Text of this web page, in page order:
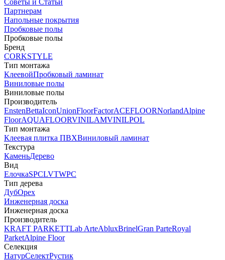
Советы и Статьи
Партнерам
Напольные покрытия
Пробковые полы
Пробковые полы
Бренд
CORKSTYLE
Тип монтажа
КлеевойПробковый ламинат
Виниловые полы
Виниловые полы
Производитель
EnstenBettaIconUnionFloorFactorACEFLOORNorlandAlpine
FloorAQUAFLOORVINILAMVINILPOL
Тип монтажа
Клеевая плитка ПВХВиниловый ламинат
Текстура
КаменьДерево
Вид
ЕлочкаSPCLVTWPC
Тип дерева
ДубОрех
Инженерная доска
Инженерная доска
Производитель
KRAFT PARKETTLab ArteAbluxBrinelGran ParteRoyal
ParketAlpine Floor
Селекция
НатурСелектРустик